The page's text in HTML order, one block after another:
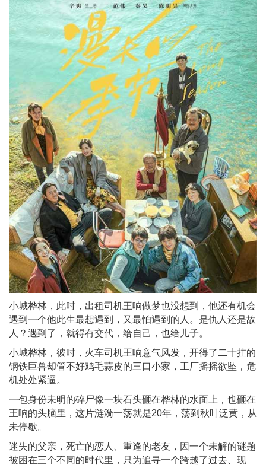
小城桦林，此时，出租司机王响做梦也没想到，他还有机会
遇到一个他此生最想遇到，又最怕遇到的人。是仇人还是故
人？遇到了，就得有交代，给自己，也给儿子。
小城桦林，彼时，火车司机王响意气风发，开得了二十挂的
钢铁巨兽却管不好鸡毛蒜皮的三口小家，工厂摇摇欲坠，危
机处处紧逼。
一包身份未明的碎尸像一块石头砸在桦林的水面上，也砸在
王响的头脑里，这片涟漪一荡就是20年，荡到秋叶泛黄，从
未停歇。
迷失的父亲，死亡的恋人、重逢的老友，因一个未解的谜题
被困在三个不同的时代里，只为追寻一个跨越了过去、现